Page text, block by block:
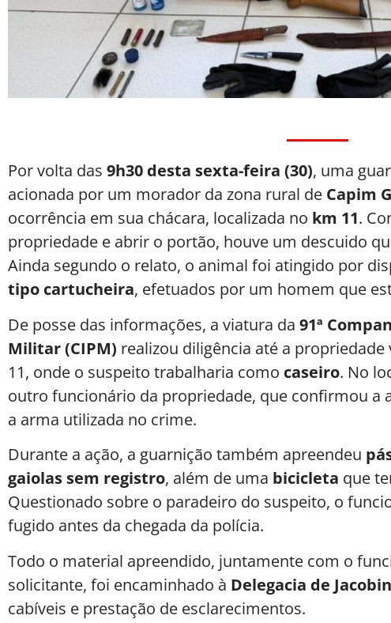
Por volta das 9h30 desta sexta-feira (30), uma
acionada por um morador da zona rural de Capim
ocorrência em sua chácara, localizada no km 11.
propriedade e abrir o portão, houve um descuido
Ainda segundo o relato, o animal foi atingido por
tipo cartucheira, efetuados por um homem que
De posse das informações, a viatura da 91ª
Militar (CIPM) realizou diligência até a
11, onde o suspeito trabalharia como caseiro. No
outro funcionário da propriedade, que confirmou a
a arma utilizada no crime.
Durante a ação, a guarnição também apreendeu
gaiolas sem registro, além de uma bicicleta que
Questionado sobre o paradeiro do suspeito, o
fugido antes da chegada da polícia.
Todo o material apreendido, juntamente com o
solicitante, foi encaminhado à Delegacia de
cabíveis e prestação de esclarecimentos.